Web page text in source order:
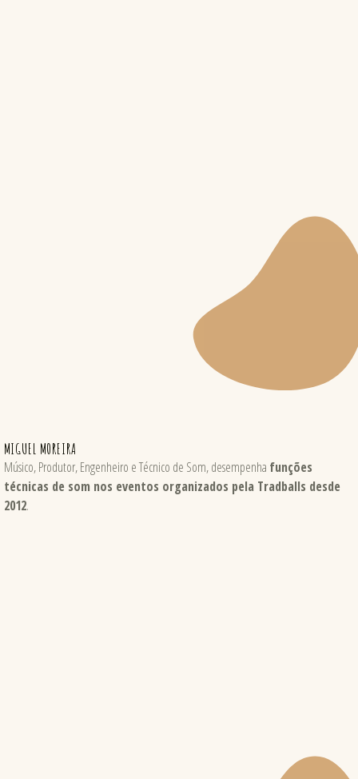
MIGUEL MOREIRA
Músico, Produtor, Engenheiro e Técnico de Som, desempenha funções
técnicas de som nos eventos organizados pela Tradballs desde
2012.